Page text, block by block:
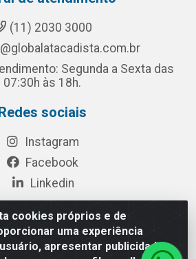
cookies próprios e de
uma experiência
apresentar publicidade
(11) 2030 3000
Segunda a Sexta das
07:30h às 18h.
sociais
Instagram
Facebook
Linkedin
Miguel Paulista São Paulo/SP - CEP
CNPJ: 03.010.739/0001-72